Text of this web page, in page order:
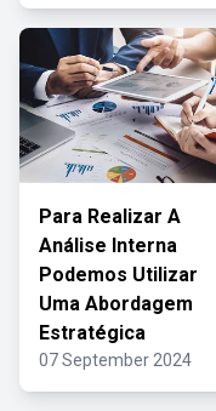
Para Realizar A
Análise Interna
Podemos Utilizar
Uma Abordagem
Estratégica
07 September 2024